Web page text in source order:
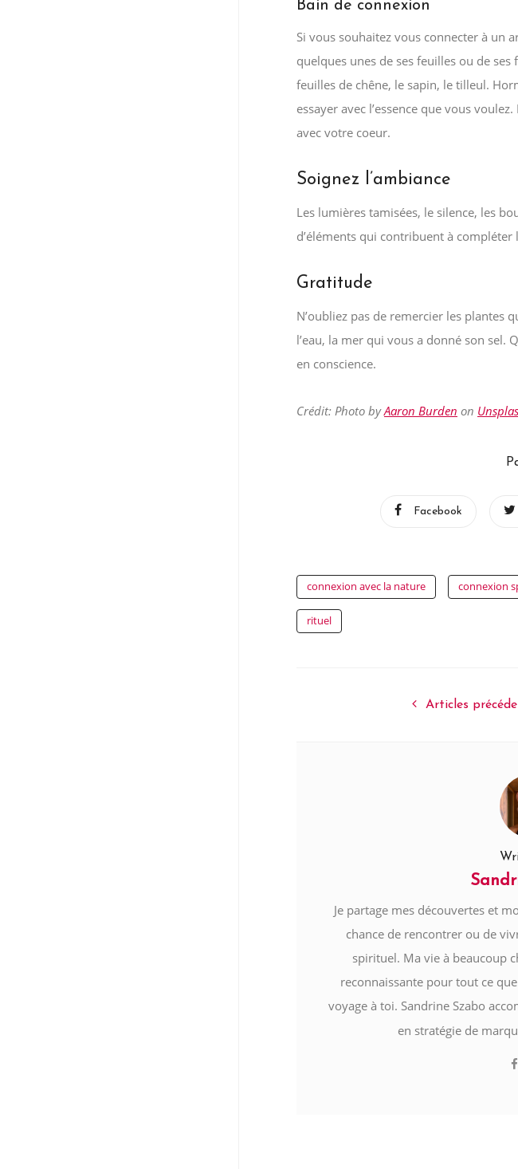
Bain de connexion
Si vous souhaitez vous connecter à un
quelques unes de ses feuilles ou de
feuilles de chêne, le sapin, le tilleul.
essayer avec l’essence que vous
avec votre coeur.
Soignez l’ambiance
Les lumières tamisées, le silence, les
d’éléments qui contribuent à
Gratitude
N’oubliez pas de remercier les plantes
l’eau, la mer qui vous a donné son sel.
en conscience.
Crédit: Photo byAaron Burden on
Facebook
connexion avec la nature connexion
rituel
Articles
Je partage mes découvertes et
chance de rencontrer ou de
spirituel. Ma vie à beaucoup
reconnaissante pour tout ce
voyage à toi. Sandrine Szabo
en stratégie de